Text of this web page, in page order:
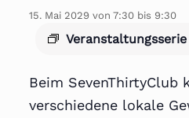
15. Mai 2029 von 7:30bis 9:30
Veranstaltungsserie
Beim SevenThirtyClub
verschiedene lokale